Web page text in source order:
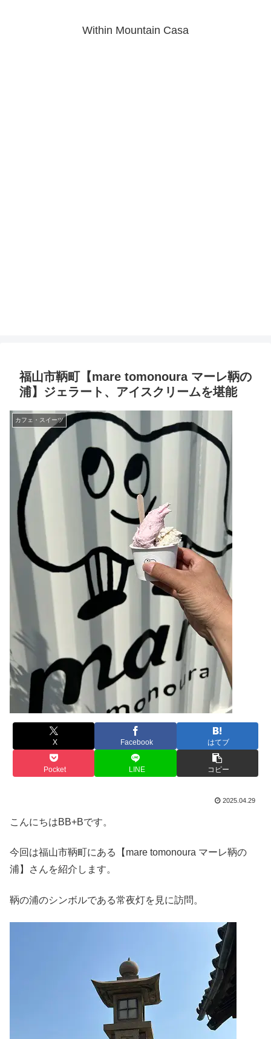
Within Mountain Casa
福山市鞆町【mare tomonoura マーレ鞆の
浦】ジェラート、アイスクリームを堪能
カフェ・スイーツ
X Facebook はてブ
Pocket LINE コピー
2025.04.29
こんにちはBB+Bです。
今回は福山市鞆町にある【mare tomonoura マーレ鞆の
浦】さんを紹介します。
鞆の浦のシンボルである常夜灯を見に訪問。